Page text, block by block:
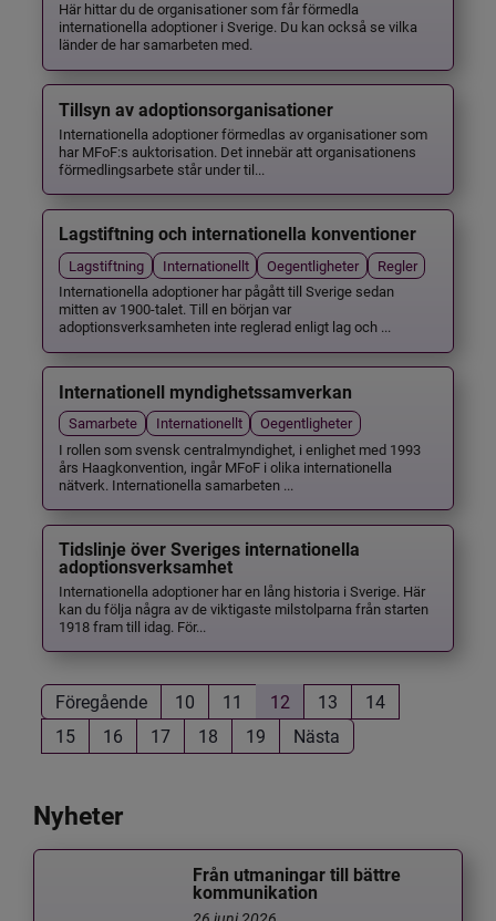
Här hittar du de organisationer som får förmedla
internationella adoptioner i Sverige. Du kan också se vilka
länder de har samarbeten med.
Tillsyn av adoptionsorganisationer
Internationella adoptioner förmedlas av organisationer som
har MFoF:s auktorisation. Det innebär att organisationens
förmedlingsarbete står under til...
Lagstiftning och internationella konventioner
Lagstiftning Internationellt Oegentligheter
Regler
Internationella adoptioner har pågått till Sverige sedan
mitten av 1900-talet. Till en början var
adoptionsverksamheten inte reglerad enligt lag och ...
Internationell myndighetssamverkan
Samarbete Internationellt
Oegentligheter
I rollen som svensk centralmyndighet, i enlighet med 1993
års Haagkonvention, ingår MFoF i olika internationella
nätverk. Internationella samarbeten ...
Tidslinje över Sveriges internationella
adoptionsverksamhet
Internationella adoptioner har en lång historia i Sverige. Här
kan du följa några av de viktigaste milstolparna från starten
1918 fram till idag. För...
Föregående 10 11 12 13
14
15
16 17 18 19 Nästa
Nyheter
Från utmaningar till bättre
kommunikation